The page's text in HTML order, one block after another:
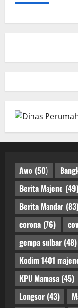
Awo (50)
Berita Majene (49)
Berita Mandar (83)
corona (76)
gempa sulbar (48)
Kodim 1401
KPU Mamasa (45)
Longsor (43)